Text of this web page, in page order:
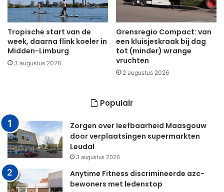
Tropische start van de
week, daarna flink koeler in
Midden-Limburg
3 augustus 2026
Grensregio Compact: van
een kluisjeskraak bij dag
tot (minder) wrange
vruchten
2 augustus 2026
Populair
Zorgen over leefbaarheid Maasgouw
door verplaatsingen supermarkten
Leudal
3 augustus 2026
Anytime Fitness discrimineerde azc-
bewoners met ledenstop